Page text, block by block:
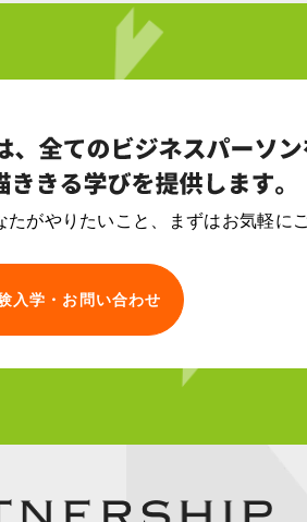
たがやりたいこと、 まずはお気軽に
入学・お問い合わせ